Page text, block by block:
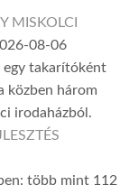
MISKOLCI
08-06
egy takarítóként
közben három
irodaházból.
több mint 112